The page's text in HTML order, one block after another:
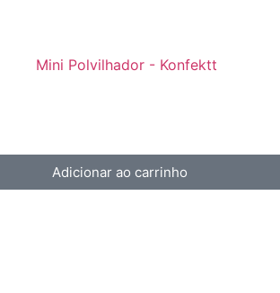
Adicionar ao carrinho